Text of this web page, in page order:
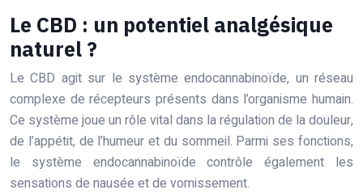
Le CBD : un potentiel analgésique
naturel ?
Le CBD agit sur le système endocannabinoïde, un réseau
complexe de récepteurs présents dans l’organisme humain.
Ce système joue un rôle vital dans la régulation de la douleur,
de l’appétit, de l’humeur et du sommeil. Parmi ses fonctions,
le système endocannabinoïde contrôle également les
sensations de nausée et de vomissement.